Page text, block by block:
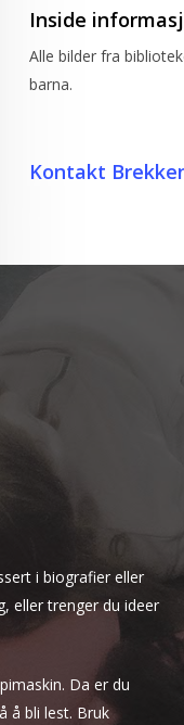
Inside
Alle bilder fra
barna.
Kontakt
i biografier eller
eller trenger du ideer
Da er du
å bli lest. Bruk